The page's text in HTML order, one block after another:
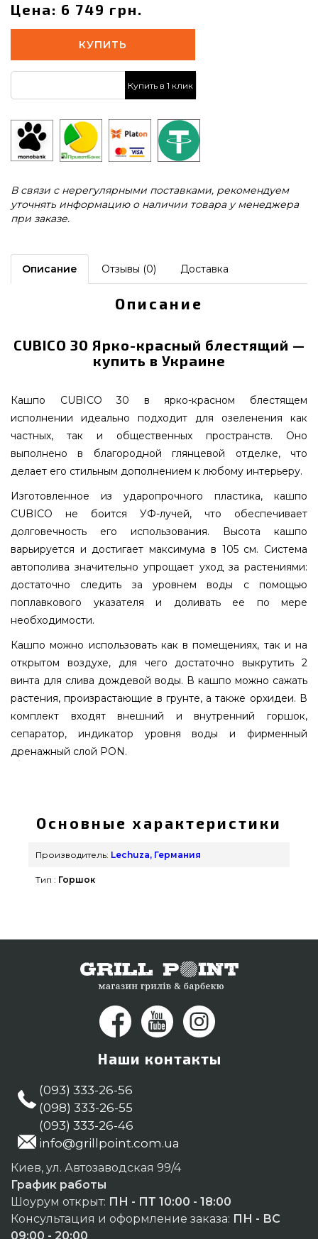
Цена: 6 749 грн.
КУПИТЬ
Купить в 1 клик
В связи с нерегулярными поставками, рекомендуем
уточнять информацию о наличии товара у менеджера
при заказе.
Описание Отзывы (0) Доставка
Описание
CUBICO 30 Ярко-красный блестящий —
купить в Украине
Кашпо CUBICO 30 в ярко-красном блестящем
исполнении идеально подходит для озеленения как
частных, так и общественных пространств. Оно
выполнено в благородной глянцевой отделке, что
делает его стильным дополнением к любому интерьеру.
Изготовленное из ударопрочного пластика, кашпо
CUBICO не боится УФ-лучей, что обеспечивает
долговечность его использования. Высота кашпо
варьируется и достигает максимума в 105 см. Система
автополива значительно упрощает уход за растениями:
достаточно следить за уровнем воды с помощью
поплавкового указателя и доливать ее по мере
необходимости.
Кашпо можно использовать как в помещениях, так и на
открытом воздухе, для чего достаточно выкрутить 2
винта для слива дождевой воды. В кашпо можно сажать
растения, произрастающие в грунте, а также орхидеи. В
комплект входят внешний и внутренний горшок,
сепаратор, индикатор уровня воды и фирменный
дренажный слой PON.
брендов Lechuza, Германия по выгодной цене
всего 6 749 грн. в онлайн магазине грилей Гриль
Поинт. Посмотрите и закажите также Вазоны и
Напишите прямо сейчас нашим менеджерам по
Белая Церковь, Черновцы, Кривой Рог
Основные характеристики
Производитель: Lechuza, Германия
Тип : Горшок
Наши контакты
(093) 333-26-56
(098) 333-26-55
(093) 333-26-46
info@grillpoint.com.ua
Киев, ул. Автозаводская 99/4
График работы
Шоурум открыт: ПН - ПТ 10:00 - 18:00
Консультация и оформление заказа: ПН - ВС
09:00 - 20:00